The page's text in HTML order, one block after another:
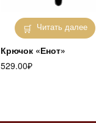
Читать далее
Крючок «Енот»
529.00₽